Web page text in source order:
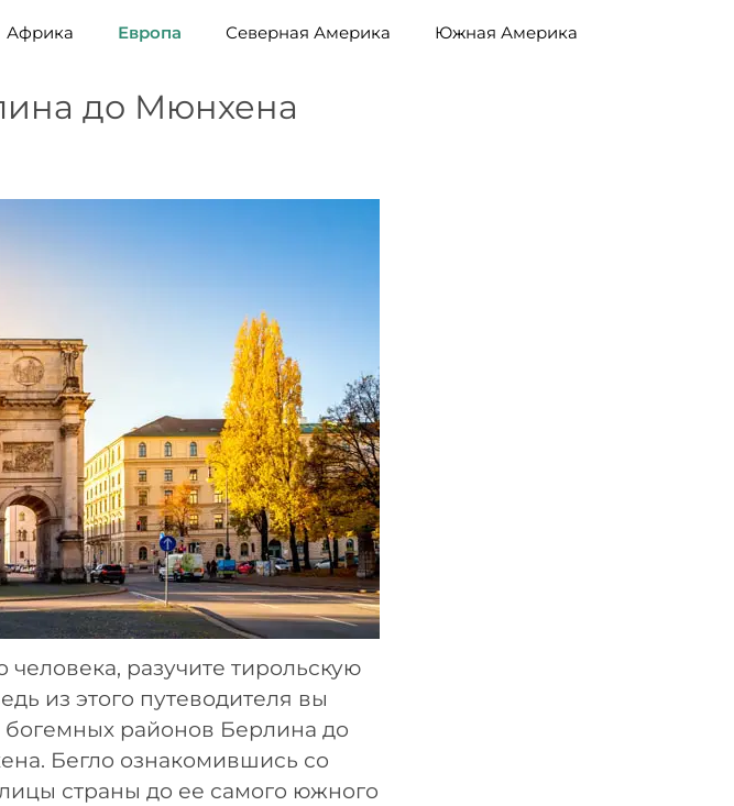
Африка Европа Северная Америка Южная Америка
до Мюнхена
человека, разучите тирольскую
из этого путеводителя вы
богемных районов Берлина до
Бегло ознакомившись со
страны до ее самого южного